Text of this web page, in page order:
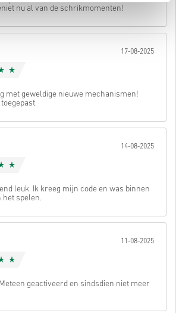
e-mail met een veilige link om je code te
nu al van de schrikmomenten!
17-08-2025
met geweldige nieuwe mechanismen!
14-08-2025
leuk. Ik kreeg mijn code en was binnen
het spelen.
11-08-2025
geactiveerd en sindsdien niet meer